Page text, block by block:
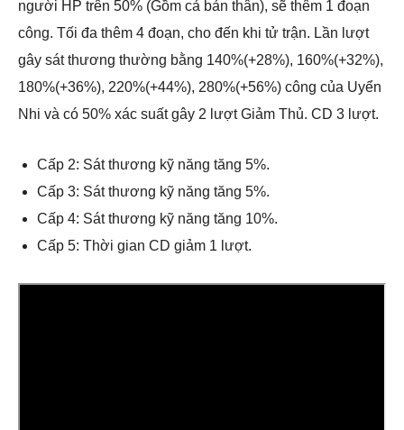
người HP trên 50% (Gồm cả bản thân), sẽ thêm 1 đoạn
công. Tối đa thêm 4 đoạn, cho đến khi tử trận. Lần lượt
gây sát thương thường bằng 140%(+28%), 160%(+32%),
180%(+36%), 220%(+44%), 280%(+56%) công của Uyển
Nhi và có 50% xác suất gây 2 lượt Giảm Thủ. CD 3 lượt.
Cấp 2: Sát thương kỹ năng tăng 5%.
Cấp 3: Sát thương kỹ năng tăng 5%.
Cấp 4: Sát thương kỹ năng tăng 10%.
Cấp 5: Thời gian CD giảm 1 lượt.